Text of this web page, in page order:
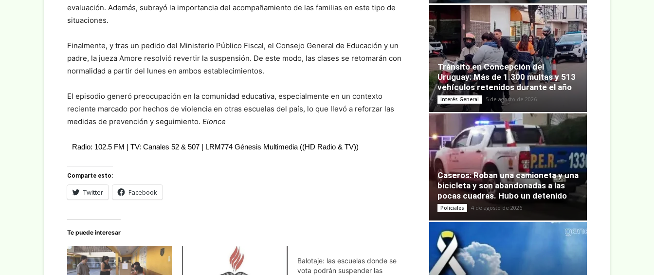
evaluación. Además, subrayó la importancia del acompañamiento de las familias en este tipo de
situaciones.
Finalmente, y tras un pedido del Ministerio Público Fiscal, el Consejo General de Educación y un
padre, la jueza Amore resolvió revertir la suspensión. De este modo, las clases se retomarán con
normalidad a partir del lunes en ambos establecimientos.
El episodio generó preocupación en la comunidad educativa, especialmente en un contexto
reciente marcado por hechos de violencia en otras escuelas del país, lo que llevó a reforzar las
medidas de prevención y seguimiento. Elonce
Radio: 102.5 FM | TV: Canales 52 & 507 | LRM774 Génesis Multimedia ((HD Radio & TV))
Comparte esto:
Twitter Facebook
Te puede interesar
Balotaje: las escuelas donde se
vota podrán suspender las
Tránsito en Concepción del
Uruguay: Más de 1.300 multas y 513
vehículos retenidos durante el año
Interés General 5 de agosto de 2026
Caseros: Roban una camioneta y una
bicicleta y son abandonadas a las
pocas cuadras. Hubo un detenido
Policiales 4 de agosto de 2026